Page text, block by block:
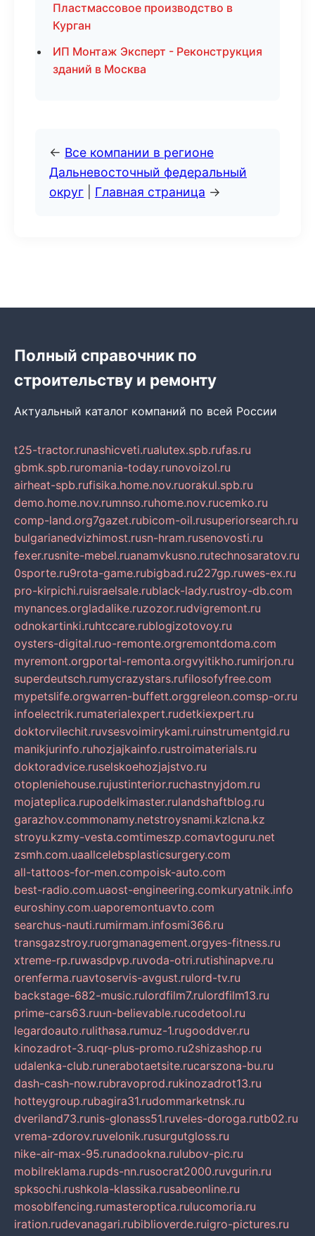
Пластмассовое производство в
Курган
ИП Монтаж Эксперт - Реконструкция
зданий в Москва
← Все компании в регионе
Дальневосточный федеральный
округ
Главная страница →
Полный справочник по
строительству и ремонту
Актуальный каталог компаний по всей России
t25-tractor.runashicveti.rualutex.spb.rufas.ru
gbmk.spb.ruromania-today.runovoizol.ru
airheat-spb.rufisika.home.nov.ruorakul.spb.ru
demo.home.nov.rumnso.ruhome.nov.rucemko.ru
comp-land.org7gazet.rubicom-oil.rusuperiorsearch.ru
bulgarianedvizhimost.rusn-hram.rusenovosti.ru
fexer.rusnite-mebel.ruanamvkusno.rutechnosaratov.ru
0sporte.ru9rota-game.rubigbad.ru227gp.ruwes-ex.ru
pro-kirpichi.ruisraelsale.rublack-lady.rustroy-db.com
mynances.orgladalike.ruzozor.rudvigremont.ru
odnokartinki.ruhtccare.rublogizotovoy.ru
oysters-digital.ruo-remonte.orgremontdoma.com
myremont.orgportal-remonta.orgvyitikho.rumirjon.ru
superdeutsch.rumycrazystars.rufilosofyfree.com
mypetslife.orgwarren-buffett.orggreleon.comsp-or.ru
infoelectrik.rumaterialexpert.rudetkiexpert.ru
doktorvilechit.ruvsesvoimirykami.ruinstrumentgid.ru
manikjurinfo.ruhozjajkainfo.rustroimaterials.ru
doktoradvice.ruselskoehozjajstvo.ru
otopleniehouse.rujustinterior.ruchastnyjdom.ru
mojateplica.rupodelkimaster.rulandshaftblog.ru
garazhov.commonamy.netstroysnami.kzlcna.kz
stroyu.kzmy-vesta.comtimeszp.comavtoguru.net
zsmh.com.uaallcelebsplasticsurgery.com
all-tattoos-for-men.compoisk-auto.com
best-radio.com.uaost-engineering.comkuryatnik.info
euroshiny.com.uaporemontuavto.com
searchus-nauti.rumirmam.infosmi366.ru
transgazstroy.ruorgmanagement.orgyes-fitness.ru
xtreme-rp.ruwasdpvp.ruvoda-otri.rutishinapve.ru
orenferma.ruavtoservis-avgust.rulord-tv.ru
backstage-682-music.rulordfilm7.rulordfilm13.ru
prime-cars63.ruun-believable.rucodetool.ru
legardoauto.rulithasa.rumuz-1.rugooddver.ru
kinozadrot-3.ruqr-plus-promo.ru2shizashop.ru
udalenka-club.runerabotaetsite.rucarszona-bu.ru
dash-cash-now.rubravoprod.rukinozadrot13.ru
hotteygroup.rubagira31.rudommarketnsk.ru
dveriland73.runis-glonass51.ruveles-doroga.rutb02.ru
vrema-zdorov.ruvelonik.rusurgutgloss.ru
nike-air-max-95.runadookna.rulubov-pic.ru
mobilreklama.rupds-nn.rusocrat2000.ruvgurin.ru
spksochi.rushkola-klassika.rusabeonline.ru
mosoblfencing.rumasteroptica.rulucomoria.ru
iration.rudevanagari.rubiblioverde.ruigro-pictures.ru